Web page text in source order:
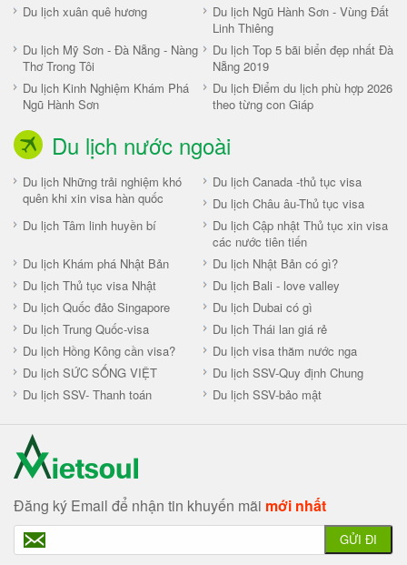
Du lịch xuân quê hương
Du lịch Ngũ Hành Sơn - Vùng Đất
Linh Thiêng
Du lịch Mỹ Sơn - Đà Nẵng - Nàng
Thơ Trong Tôi
Du lịch Top 5 bãi biển đẹp nhất Đà
Nẵng 2019
Du lịch Kinh Nghiệm Khám Phá
Ngũ Hành Sơn
Du lịch Điểm du lịch phù hợp 2026
theo từng con Giáp
Du lịch nước ngoài
Du lịch Những trải nghiệm khó
quên khi xin visa hàn quốc
Du lịch Canada -thủ tục visa
Du lịch Châu âu-Thủ tục visa
Du lịch Tâm linh huyền bí
Du lịch Cập nhật Thủ tục xin visa
các nước tiên tiến
Du lịch Khám phá Nhật Bản
Du lịch Nhật Bản có gì?
Du lịch Thủ tục visa Nhật
Du lịch Bali - love valley
Du lịch Quốc đảo Singapore
Du lịch Dubai có gì
Du lịch Trung Quốc-visa
Du lịch Thái lan giá rẻ
Du lịch Hồng Kông cần visa?
Du lịch visa thăm nước nga
Du lịch SỨC SỐNG VIỆT
Du lịch SSV-Quy định Chung
Du lịch SSV- Thanh toán
Du lịch SSV-bảo mật
Đăng ký Email để nhận tin khuyến mãi mới nhất
GỬI ĐI